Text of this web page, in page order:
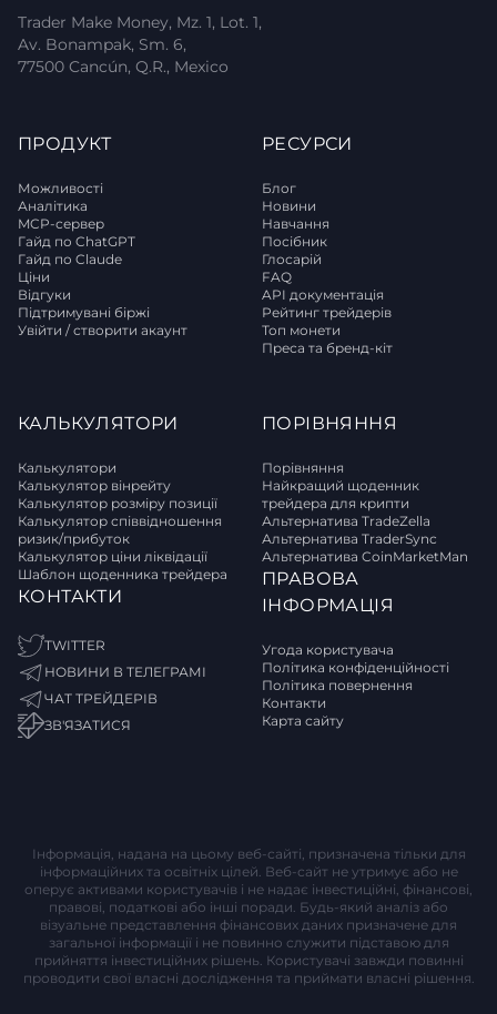
Trader Make Money, Mz. 1, Lot. 1,
Av. Bonampak, Sm. 6,
77500 Cancún, Q.R., Mexico
ПРОДУКТ
Можливості
Аналітика
MCP-сервер
Гайд по ChatGPT
Гайд по Claude
Ціни
Відгуки
Підтримувані біржі
Увійти / створити акаунт
РЕСУРСИ
Блог
Новини
Навчання
Посібник
Глосарій
FAQ
API документація
Рейтинг трейдерів
Топ монети
Преса та бренд-кіт
КАЛЬКУЛЯТОРИ
Калькулятори
Калькулятор вінрейту
Калькулятор розміру позиції
Калькулятор співвідношення
ризик/прибуток
Калькулятор ціни ліквідації
Шаблон щоденника трейдера
КОНТАКТИ
TWITTER
НОВИНИ В ТЕЛЕГРАМІ
ЧАТ ТРЕЙДЕРІВ
ЗВ'ЯЗАТИСЯ
ПОРІВНЯННЯ
Порівняння
Найкращий щоденник
трейдера для крипти
Альтернатива TradeZella
Альтернатива TraderSync
Альтернатива CoinMarketMan
ПРАВОВА
ІНФОРМАЦІЯ
Угода користувача
Політика конфіденційності
Політика повернення
Контакти
Карта сайту
Інформація, надана на цьому веб-сайті, призначена тільки для
інформаційних та освітніх цілей. Веб-сайт не утримує або не
оперує активами користувачів і не надає інвестиційні, фінансові,
правові, податкові або інші поради. Будь-який аналіз або
візуальне представлення фінансових даних призначене для
загальної інформації і не повинно служити підставою для
прийняття інвестиційних рішень. Користувачі завжди повинні
проводити свої власні дослідження та приймати власні рішення.